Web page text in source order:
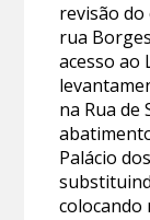
revisão
rua
acesso ao
na Rua de
Palácio
colocando